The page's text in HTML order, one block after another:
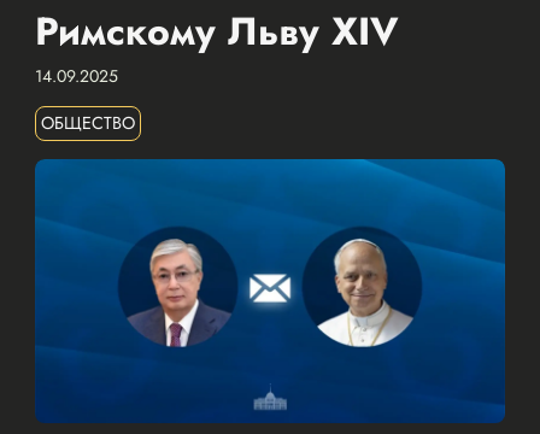
Римскому Льву XIV
14.09.2025
ОБЩЕСТВО